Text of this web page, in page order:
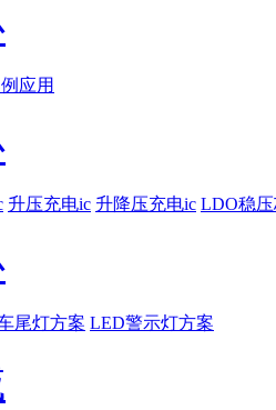
应用
升压充电ic 升降压充电ic LDO稳
尾灯方案 LED警示灯方案